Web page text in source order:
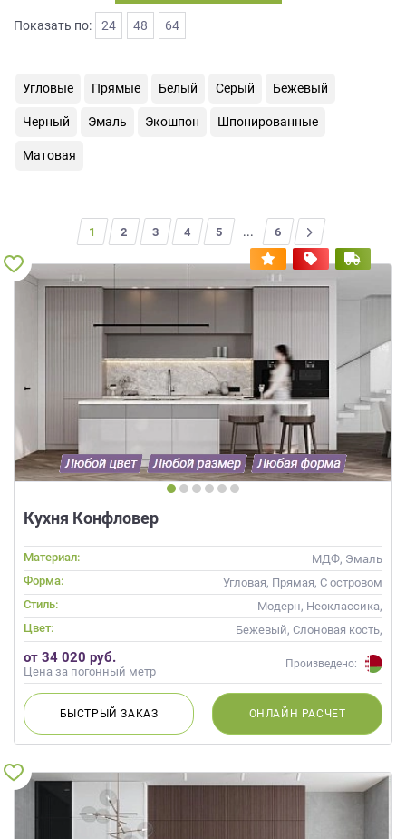
Показать по: 24 48 64
Угловые Прямые Белый Серый Бежевый
Черный Эмаль Экошпон Шпонированные
Матовая
1 2 3 4 5 ... 6
>
Кухня Конфловер
Материал:
МДФ, Эмаль
Форма:
Угловая, Прямая, С островом
Стиль:
Модерн, Неоклассика,
Современные
Цвет:
Бежевый, Слоновая кость,
Кремовый, Капучино
от 34 020 руб.
Цена за погонный метр
Произведено:
БЫСТРЫЙЗАКАЗ ОНЛАЙН РАСЧЕТ
обработку
Согласие
метрическими
программами
в
порядке
персональных